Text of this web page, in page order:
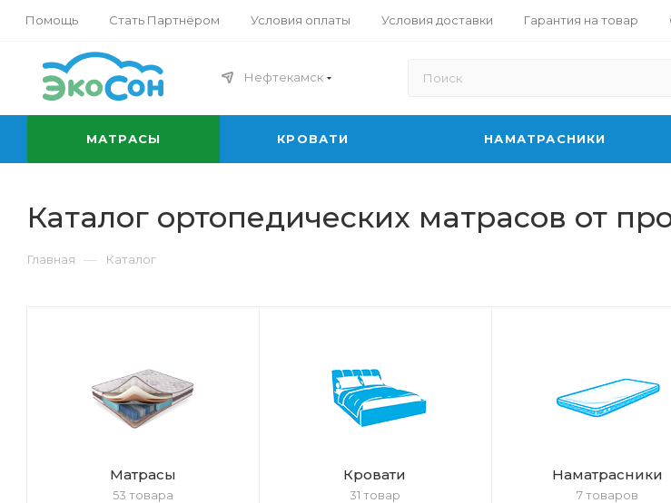
Помощь Стать Партнёром Условия оплаты Условия доставки Гарантия на товар
Нефтекамск
МАТРАСЫ КРОВАТИ НАМАТРАСНИКИ
Каталог ортопедических матрасов от
Главная — Каталог
Матрасы
53 товара
Кровати
31 товар
Наматрасники
7 товаров